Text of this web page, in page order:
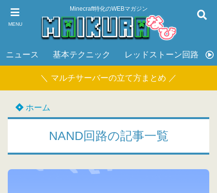
MENU
Minecraft特化のWEBマガジン
ニュース 基本テクニック レッドストーン回路
＼ マルチサーバーの立て方まとめ ／
ホーム
NAND回路の記事一覧